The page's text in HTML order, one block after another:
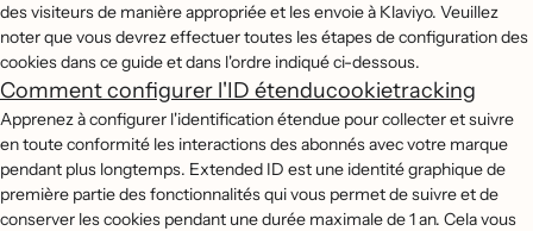
des visiteurs de manière appropriée et les envoie à Klaviyo. Veuillez
noter que vous devrez effectuer toutes les étapes de configuration des
cookies dans ce guide et dans l'ordre indiqué ci-dessous.
Comment configurer l'ID étenducookietracking
Apprenez à configurer l'identification étendue pour collecter et suivre
en toute conformité les interactions des abonnés avec votre marque
pendant plus longtemps. Extended ID est une identité graphique de
première partie des fonctionnalités qui vous permet de suivre et de
conserver les cookies pendant une durée maximale de 1 an. Cela vous